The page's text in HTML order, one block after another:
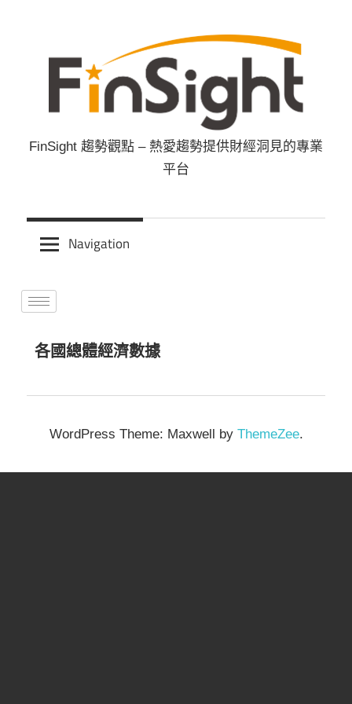
FinSight
勢
觀
點
FinSight 趨勢觀點 – 熱愛趨勢提供財經洞見的專業
平台
Navigation
各國總體經濟數據
WordPress Theme: Maxwell by ThemeZee.